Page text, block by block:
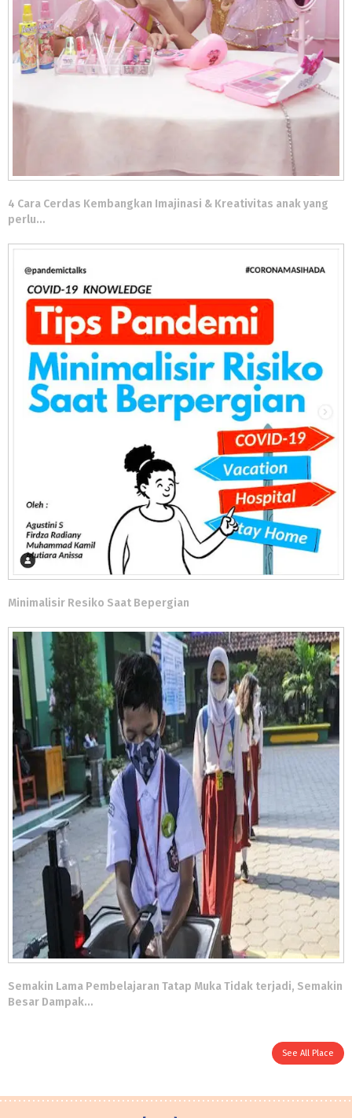
4 Cara Cerdas Kembangkan Imajinasi & Kreativitas anak yang
perlu…
Minimalisir Resiko Saat Bepergian
Semakin Lama Pembelajaran Tatap Muka Tidak terjadi, Semakin
Besar Dampak…
See All Place